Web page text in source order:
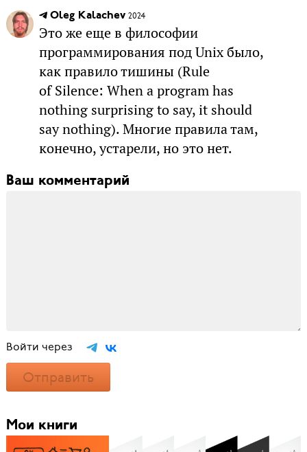
Oleg Kalachev 2024
Это же еще в философии
программирования под Unix было,
как правило тишины (Rule
of Silence: When a program has
nothing surprising to say, it should
say nothing). Многие правила там,
конечно, устарели, но это нет.
Ваш комментарий
Войти через
Отправить
Мои книги